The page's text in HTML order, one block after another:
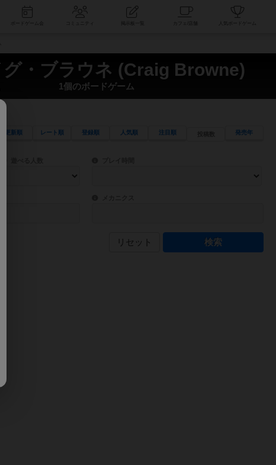
コミュニティ
グ・ブラウネ (Craig Browne)
1個のボードゲーム
更新順 レート順 登録順 人気順 注目順 発売年
きます。 目安となる所要時間を指定することができます。マニュ
・ストーリーを指定することができます。直感的にゲームシステムを理解できるよう、
ゲーム性を構成するコアシステムです。主にボードゲー
リセット